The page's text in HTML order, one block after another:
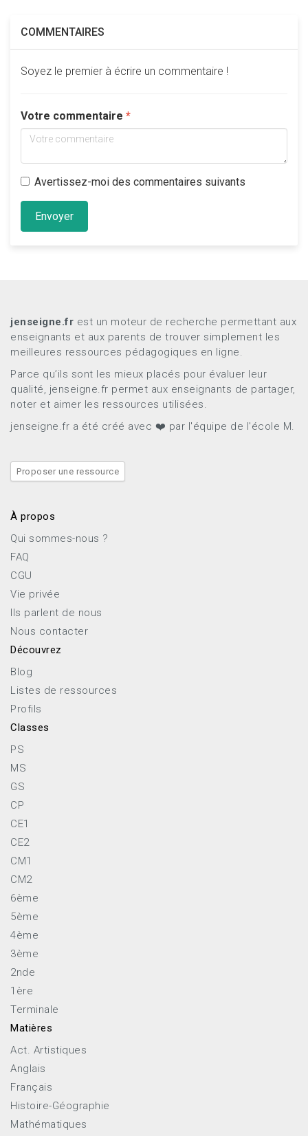
COMMENTAIRES
Soyez le premier à écrire un commentaire !
Votre commentaire
Avertissez-moi des commentaires suivants
Envoyer
jenseigne.fr est un moteur de recherche permettant aux
enseignants et aux parents de trouver simplement les
meilleures ressources pédagogiques en ligne.
Parce qu’ils sont les mieux placés pour évaluer leur
qualité, jenseigne.fr permet aux enseignants de partager,
noter et aimer les ressources utilisées.
jenseigne.fr a été créé avec ❤️ par l'équipe de l'école M.
Proposer une ressource
À propos
Qui sommes-nous ?
FAQ
CGU
Vie privée
Ils parlent de nous
Nous contacter
Découvrez
Blog
Listes de ressources
Profils
Classes
PS
MS
GS
CP
CE1
CE2
CM1
CM2
6ème
5ème
4ème
3ème
2nde
1ère
Terminale
Matières
Act. Artistiques
Anglais
Français
Histoire-Géographie
Mathématiques